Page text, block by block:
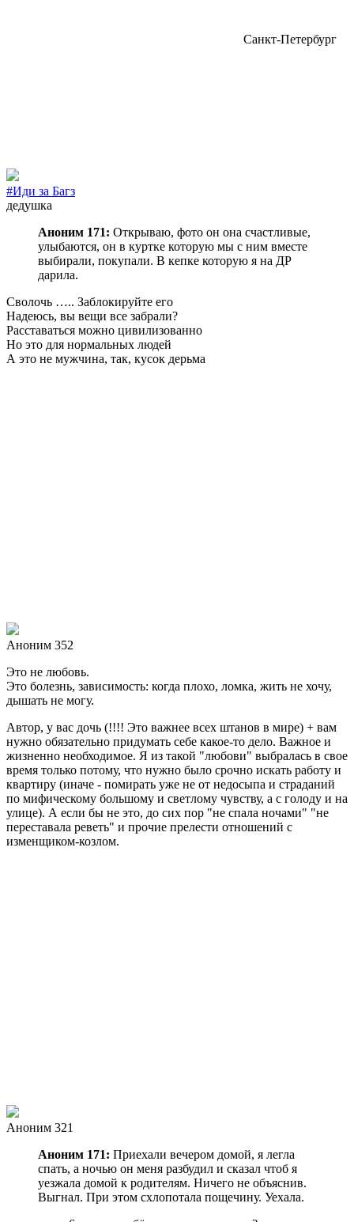
Санкт-Петербург
#Иди за Багз
дедушка
Аноним 171: Открываю, фото он она счастливые,
улыбаются, он в куртке которую мы с ним вместе
выбирали, покупали. В кепке которую я на ДР
дарила.
Сволочь ….. Заблокируйте его
Надеюсь, вы вещи все забрали?
Расставаться можно цивилизованно
Но это для нормальных людей
А это не мужчина, так, кусок дерьма
Аноним 352
Это не любовь.
Это болезнь, зависимость: когда плохо, ломка, жить не хочу,
дышать не могу.
Автор, у вас дочь (!!!! Это важнее всех штанов в мире) + вам
нужно обязательно придумать себе какое-то дело. Важное и
жизненно необходимое. Я из такой "любови" выбралась в свое
время только потому, что нужно было срочно искать работу и
квартиру (иначе - помирать уже не от недосыпа и страданий
по мифическому большому и светлому чувству, а с голоду и на
улице). А если бы не это, до сих пор "не спала ночами" "не
переставала реветь" и прочие прелести отношений с
изменщиком-козлом.
Аноним 321
Аноним 171: Приехали вечером домой, я легла
спать, а ночью он меня разбудил и сказал чтоб я
уезжала домой к родителям. Ничего не объяснив.
Выгнал. При этом схлопотала пощечину. Уехала.